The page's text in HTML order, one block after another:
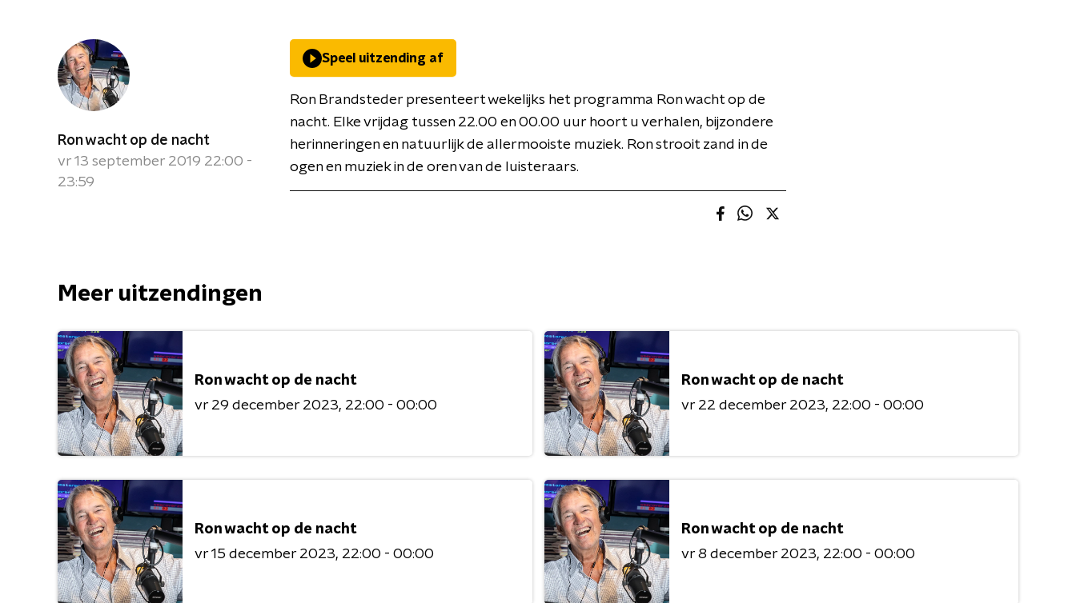
Ron wacht op de nacht
vr 13 september 2019 22:00 -
23:59
Speel uitzending af
Ron Brandsteder presenteert wekelijks het programma Ron wacht op de
nacht. Elke vrijdag tussen 22.00 en 00.00 uur hoort u verhalen, bijzondere
herinneringen en natuurlijk de allermooiste muziek. Ron strooit zand in de
ogen en muziek in de oren van de luisteraars.
Meer uitzendingen
Ron wacht op de nacht
vr 29 december 2023 22:00 - 00:00
Ron wacht op de nacht
vr 22 december 2023 22:00 - 00:00
Ron wacht op de nacht
vr 15 december 2023 22:00 - 00:00
Ron wacht op de nacht
vr 8 december 2023 22:00 - 00:00